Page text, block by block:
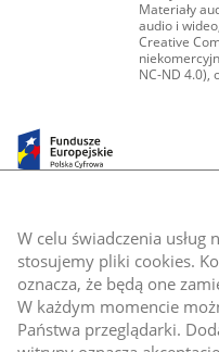
W celu świadczenia
stosujemy pliki cookies.
oznacza, że będą one
W każdym momencie
Państwa przeglądarki.
Materiały
audio i
Creative
NC-ND 4.0),